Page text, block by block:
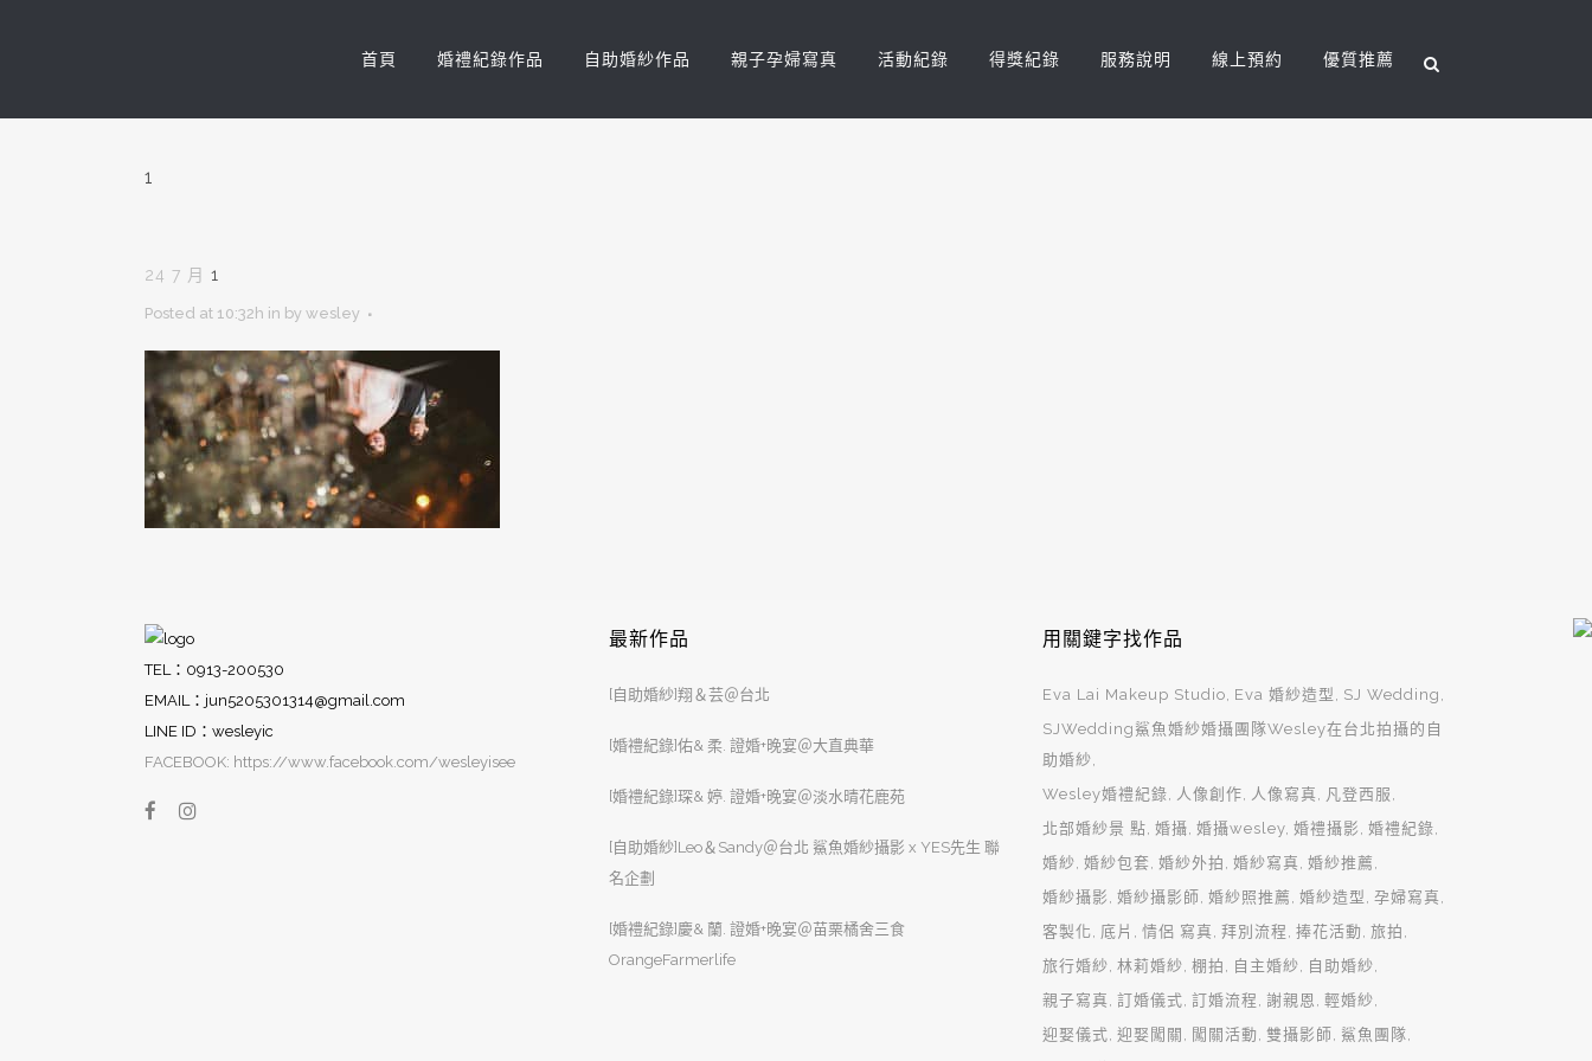
首頁 婚禮紀錄作品 自助婚紗作品 親子孕婦寫真 活動紀錄 得獎紀錄 服務說明 線上預約 優質推薦
1
24 7 月 1
Posted at 10:32h in by wesley
TEL：0913-200530
EMAIL： jun5205301314@gmail.com
LINE ID：wesleyic
FACEBOOK: https://www.facebook.com/wesleyisee
最新作品
[自助婚紗]翔＆芸＠台北
[婚禮紀錄]佑& 柔. 證婚+晚宴＠大直典華
[婚禮紀錄]琛& 婷. 證婚+晚宴＠淡水晴花鹿苑
[自助婚紗]Leo＆Sandy＠台北 鯊魚婚紗攝影 x YES先生 聯
名企劃
[婚禮紀錄]慶& 蘭. 證婚+晚宴＠苗栗橘舍三食
OrangeFarmerlife
用關鍵字找作品
Eva Lai Makeup Studio Eva 婚紗造型
SJ Wedding
SJWedding鯊魚婚紗婚攝團隊Wesley在台北拍攝的自
助婚紗
Wesley婚禮紀錄 人像創作 人像寫真
凡登西服
北部婚紗景 點 婚攝 婚攝wesley 婚禮攝影
婚禮紀錄
婚紗 婚紗包套 婚紗外拍 婚紗寫真 婚紗推薦
婚紗攝影
婚紗攝影師 婚紗照推薦 婚紗造型
孕婦寫真
客製化 底片 情侶 寫真 拜別流程 捧花活動
旅拍
旅行婚紗 林莉婚紗 棚拍 自主婚紗
自助婚紗
親子寫真 訂婚儀式 訂婚流程 謝親恩
輕婚紗
迎娶儀式 迎娶闖關 闖關活動 雙攝影師
鯊魚團隊